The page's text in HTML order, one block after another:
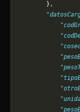
        },